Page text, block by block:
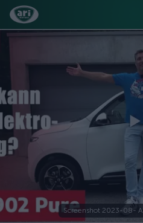
Screenshot 2023-08-